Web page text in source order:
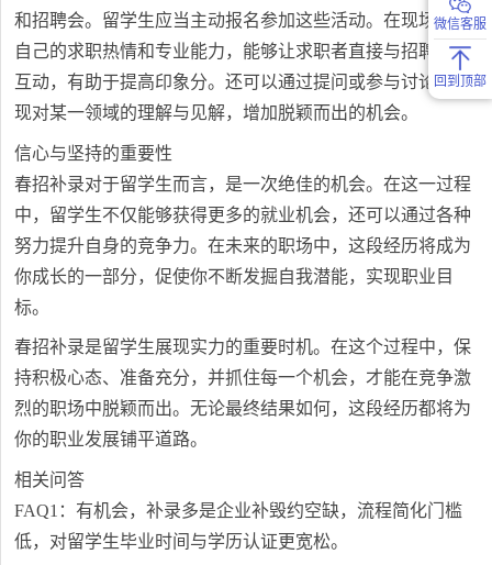
和招聘会。留学生应当主动报名参加这些活动。在现场展现
自己的求职热情和专业能力，能够让求职者直接与招聘人员
互动，有助于提高印象分。还可以通过提问或参与讨论，展
现对某一领域的理解与见解，增加脱颖而出的机会。
信心与坚持的重要性
春招补录对于留学生而言，是一次绝佳的机会。在这一过程
中，留学生不仅能够获得更多的就业机会，还可以通过各种
努力提升自身的竞争力。在未来的职场中，这段经历将成为
你成长的一部分，促使你不断发掘自我潜能，实现职业目
标。
春招补录是留学生展现实力的重要时机。在这个过程中，保
持积极心态、准备充分，并抓住每一个机会，才能在竞争激
烈的职场中脱颖而出。无论最终结果如何，这段经历都将为
你的职业发展铺平道路。
相关问答
FAQ1：有机会，补录多是企业补毁约空缺，流程简化门槛
低，对留学生毕业时间与学历认证更宽松。
微信客服
回到顶部